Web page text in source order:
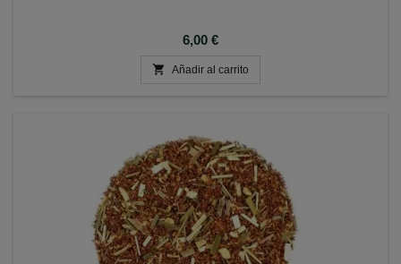
Precio
6,00 €
 Añadir al carrito